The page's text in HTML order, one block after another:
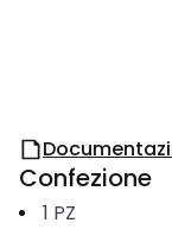
Confezione
1 PZ